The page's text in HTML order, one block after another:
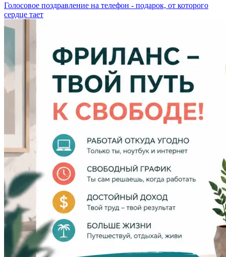
Голосовое поздравление на телефон - подарок, от которого
сердце тает